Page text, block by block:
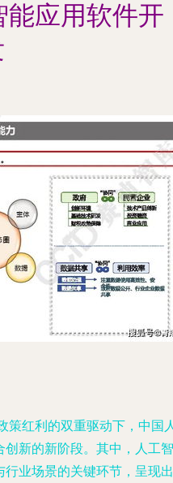
能应用软件开
策红利的双重驱动下，中国
新的新阶段。其中， 人工智
行业场景的关键环节，呈现出